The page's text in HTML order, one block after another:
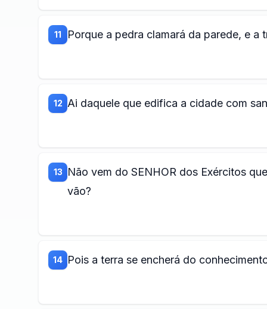
11 Porque a pedra clamará da parede, e
12 Ai daquele que edifica a cidade com
13
Não vem do SENHOR dos Exércitos
vão?
14 Pois a terra se encherá do